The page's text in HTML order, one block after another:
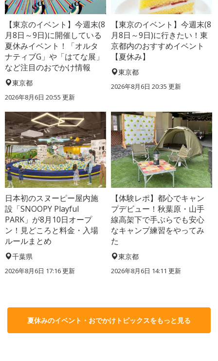
【東京のイベント】今週末(8
月8日～9日)に開催している
夏休みイベント！「オルタ
ナティブG」や「はてな展」
など注目のおでかけ情報
東京都
2026年8月6日 20:55 更新
【東京のイベント】今週末(8
月8日～9日)に行きたい！東
京都内のおすすめイベント
【夏休み】
東京都
2026年8月6日 20:35 更新
日本初のスヌーピー屋内施
設「SNOOPY Playful
PARK」が8月10日オープ
ン！見どころと料金・入場
ルールまとめ
千葉県
2026年8月6日 17:16更新
【体験レポ】都心でキャン
プデビュー！秋葉原・山手
線高架下で手ぶらでも安心
なキャンプ練習をやってみ
た
東京都
2026年8月6日 14:11 更新
夏休みのイベント・おでかけトピックスをもっと見る